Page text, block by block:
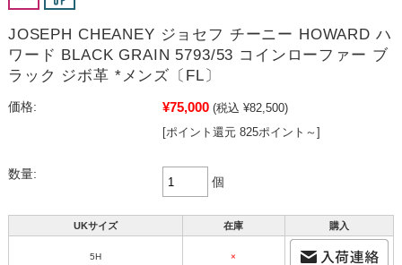
JOSEPH CHEANEY ジョセフ チーニー HOWARD ハ
ワード BLACK GRAIN 5793/53 コインローファー ブ
ラック ジボ革 *メンズ〔FL〕
価格: ¥75,000 (税込 ¥82,500)
[ポイント還元 825ポイント～]
数量:
個
UKサイズ 在庫 購入
5H ×